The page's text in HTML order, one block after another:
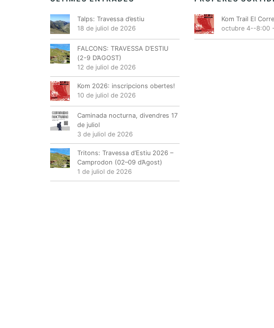
Talps: Travessa d’estiu
18 de juliol de 2026
FALCONS: TRAVESSA D’ESTIU
(2-9 D’AGOST)
12 de juliol de 2026
Kom 2026: inscripcions obertes!
10 de juliol de 2026
Caminada nocturna, divendres 17
de juliol
3 de juliol de 2026
Tritons: Travessa d’Estiu 2026 –
Camprodon (02–09 d’Agost)
1 de juliol de 2026
Kom Trail El
octubre 4--8:00-